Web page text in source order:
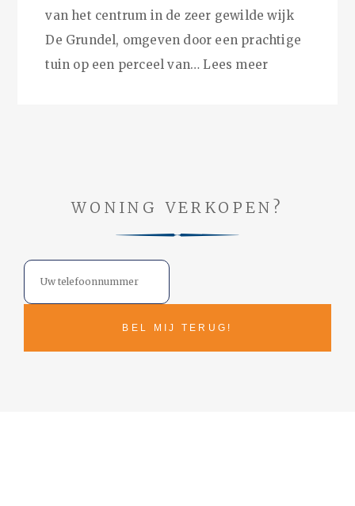
van het centrum in de zeer gewilde wijk
De Grundel, omgeven door een prachtige
tuin op een perceel van…Lees meer
WONING VERKOPEN?